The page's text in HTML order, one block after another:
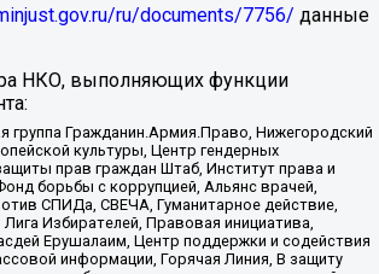
ru/documents/7756/ данные
НКО, выполняющих функции
группа Гражданин.Армия.Право, Нижегородский
культуры, Центр гендерных
прав граждан Штаб, Институт права и
борьбы с коррупцией, Альянс врачей,
СПИДа, СВЕЧА, Гуманитарное действие,
Избирателей, Правовая инициатива,
Ерушалаим, Центр поддержки и содействия
информации, Горячая Линия, В защиту